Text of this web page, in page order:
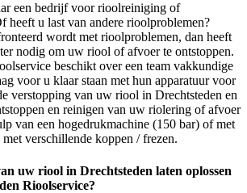
een bedrijf voor rioolreiniging of
heeft u last van andere rioolproblemen?
wordt met rioolproblemen, dan heeft
nodig om uw riool of afvoer te ontstoppen.
beschikt over een team vakkundige
voor u klaar staan met hun apparatuur voor
verstopping van uw riool in Drechtsteden en
en reinigen van uw riolering of afvoer
van een hogedrukmachine (150 bar) of met
verschillende koppen / frezen.
uw riool in Drechtsteden laten oplossen
Rioolservice?